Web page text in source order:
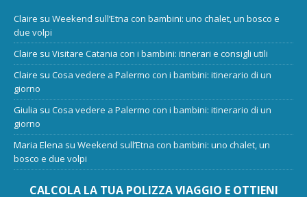
Claire su Weekend sull’Etna con bambini: uno chalet, un bosco e
due volpi
Claire su Visitare Catania con i bambini: itinerari e consigli utili
Claire su Cosa vedere a Palermo con i bambini: itinerario di un
giorno
Giulia su Cosa vedere a Palermo con i bambini: itinerario di un
giorno
Maria Elena su Weekend sull’Etna con bambini: uno chalet, un
bosco e due volpi
CALCOLA LA TUA POLIZZA VIAGGIO E OTTIENI